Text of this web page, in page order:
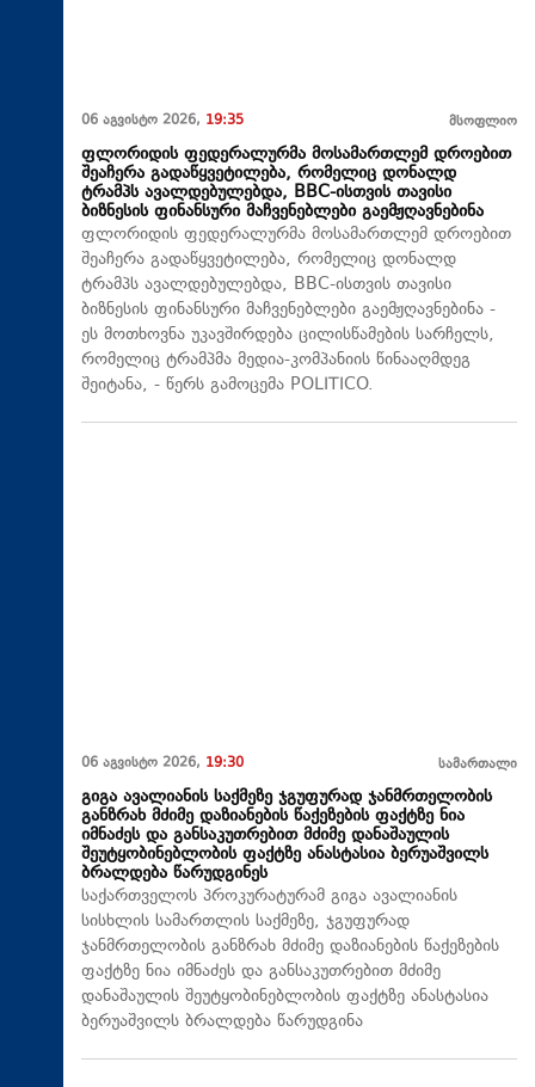
06 აგვისტო 2026, 19:35 მსოფლიო
ფლორიდის ფედერალურმა მოსამართლემ დროებით
შეაჩერა გადაწყვეტილება, რომელიც დონალდ
ტრამპს ავალდებულებდა, BBC-ისთვის თავისი
ბიზნესის ფინანსური მაჩვენებლები გაემჟღავნებინა
ფლორიდის ფედერალურმა მოსამართლემ დროებით
შეაჩერა გადაწყვეტილება, რომელიც დონალდ
ტრამპს ავალდებულებდა, BBC-ისთვის თავისი
ბიზნესის ფინანსური მაჩვენებლები გაემჟღავნებინა -
ეს მოთხოვნა უკავშირდება ცილისწამების სარჩელს,
რომელიც ტრამპმა მედია-კომპანიის წინააღმდეგ
შეიტანა, - წერს გამოცემა POLITICO.
06 აგვისტო 2026, 19:30 სამართალი
გიგა ავალიანის საქმეზე ჯგუფურად ჯანმრთელობის
განზრახ მძიმე დაზიანების წაქეზების ფაქტზე ნია
იმნაძეს და განსაკუთრებით მძიმე დანაშაულის
შეუტყობინებლობის ფაქტზე ანასტასია ბერუაშვილს
ბრალდება წარუდგინეს
საქართველოს პროკურატურამ გიგა ავალიანის
სისხლის სამართლის საქმეზე, ჯგუფურად
ჯანმრთელობის განზრახ მძიმე დაზიანების წაქეზების
ფაქტზე ნია იმნაძეს და განსაკუთრებით მძიმე
დანაშაულის შეუტყობინებლობის ფაქტზე ანასტასია
ბერუაშვილს ბრალდება წარუდგინა